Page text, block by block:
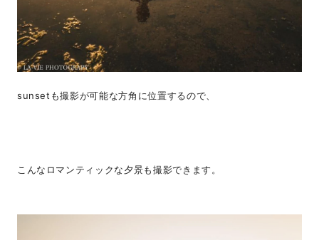
sunsetも撮影が可能な方角に位置するので、
こんなロマンティックな夕景も撮影できます。